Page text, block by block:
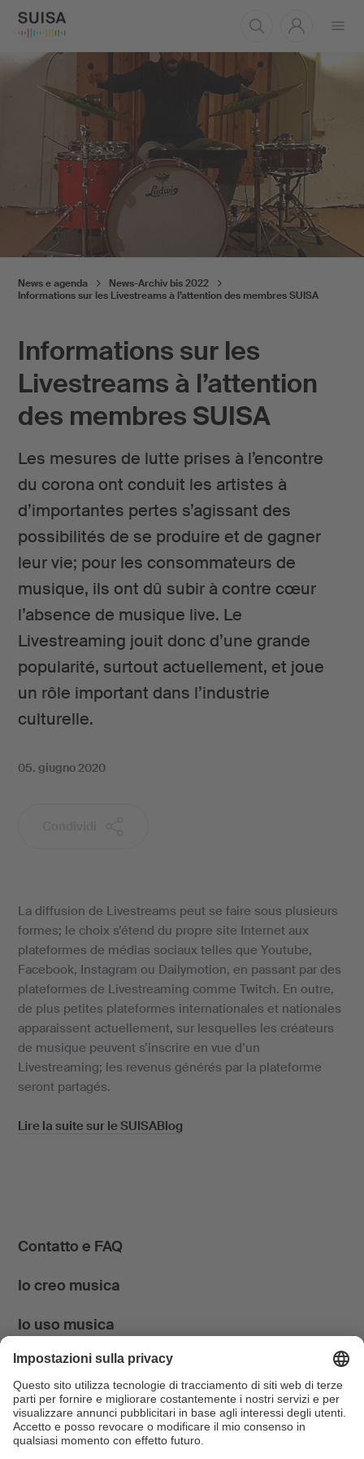
Informations sur les
Livestreams à l’attention
des membres SUISA
Les mesures de lutte prises à l’encontre
du corona ont conduit les artistes à
d’importantes pertes s’agissant des
possibilités de se produire et de gagner
leur vie; pour les consommateurs de
musique, ils ont dû subir à contre cœur
l’absence de musique live. Le
Livestreaming jouit donc d’une grande
popularité, surtout actuellement, et joue
un rôle important dans l’industrie
culturelle.
News e agenda
News-Archiv bis 2022
Informations sur les Livestreams à l’attention des membres SUISA
05. giugno 2020
La diffusion de Livestreams peut se faire sous plusieurs
formes; le choix s’étend du propre site Internet aux
plateformes de médias sociaux telles que Youtube,
Facebook, Instagram ou Dailymotion, en passant par des
plateformes de Livestreaming comme Twitch. En outre,
de plus petites plateformes internationales et nationales
apparaissent actuellement, sur lesquelles les créateurs
de musique peuvent s’inscrire en vue d’un
Livestreaming; les revenus générés par la plateforme
seront partagés.
Lire la suite sur le SUISABlog
Contatto e FAQ
Io creo musica
Io uso musica
News & Agenda
FONDATION SUISA ↗